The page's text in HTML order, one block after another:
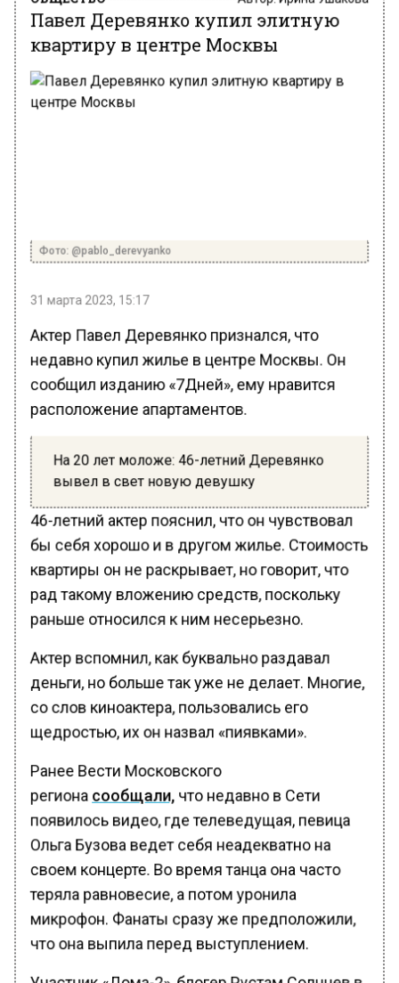
Павел Деревянко купил элитную
квартиру в центре Москвы
Фото: @pablo_derevyanko
31 марта 2023, 15:17
Актер Павел Деревянко признался, что
недавно купил жилье в центре Москвы. Он
сообщил изданию «7Дней», ему нравится
расположение апартаментов.
На 20 лет моложе: 46-летний Деревянко
вывел в свет новую девушку
46-летний актер пояснил, что он чувствовал
бы себя хорошо и в другом жилье. Стоимость
квартиры он не раскрывает, но говорит, что
рад такому вложению средств, поскольку
раньше относился к ним несерьезно.
Актер вспомнил, как буквально раздавал
деньги, но больше так уже не делает. Многие,
со слов киноактера, пользовались его
щедростью, их он назвал «пиявками».
Ранее Вести Московского
региона сообщали, что недавно в Сети
появилось видео, где телеведущая, певица
Ольга Бузова ведет себя неадекватно на
своем концерте. Во время танца она часто
теряла равновесие, а потом уронила
микрофон. Фанаты сразу же предположили,
что она выпила перед выступлением.